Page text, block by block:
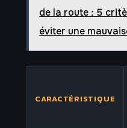
de la route : 5
éviter une
CARACTÉRISTIQUE